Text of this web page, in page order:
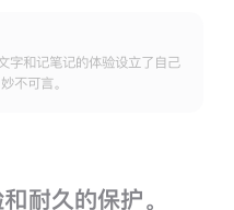
和记笔记的体验设立了自己
不可言。
耐久的保‍护。